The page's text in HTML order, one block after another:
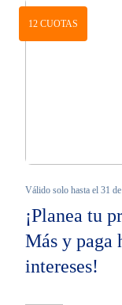
12 CUOTAS
Válido solo hasta el 31
¡Planea tu
Más y paga
intereses!